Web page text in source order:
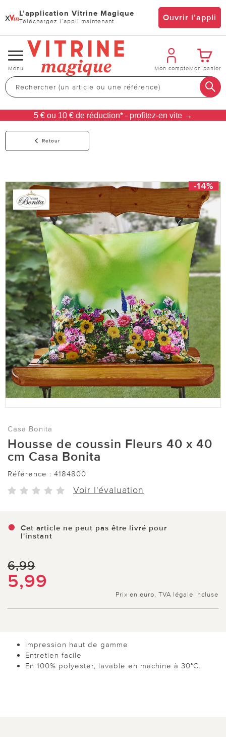
x L’application Vitrine Magique
Téléchargez l’appli maintenant Ouvrir l’appli
Changer
de
navigation
Menu Mon compteMon panier
5 € ou 10 € de réduction* - profitez-en vite →
Retour
-14%
Casa Bonita
Housse de coussin Fleurs 40 x 40
cm Casa Bonita
Référence : 4184800
Voir l'évaluation
Cet article ne peut pas être livré pour
l'instant
6,99
5,99
Prix en euro, TVA légale incluse
Impression haut de gamme
Entretien facile
En 100% polyester, lavable en machine à 30°C.